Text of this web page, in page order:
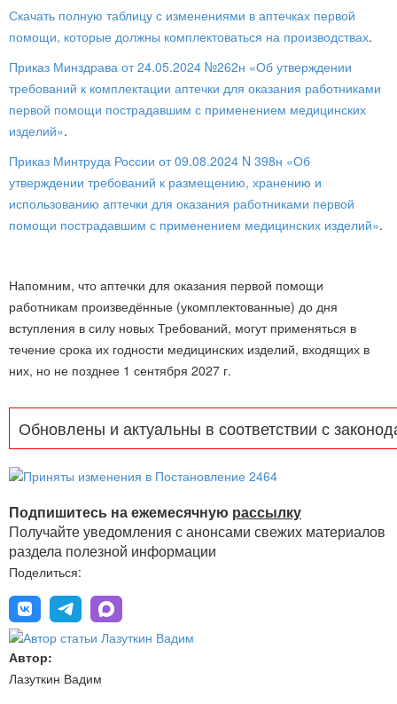
Скачать полную таблицу с изменениями в аптечках первой
помощи, которые должны комплектоваться на производствах.
Приказ Минздрава от 24.05.2024 №262н «Об утверждении
требований к комплектации аптечки для оказания работниками
первой помощи пострадавшим с применением медицинских
изделий».
Приказ Минтруда России от 09.08.2024 N 398н «Об
утверждении требований к размещению, хранению и
использованию аптечки для оказания работниками первой
помощи пострадавшим с применением медицинских изделий».
Напомним, что аптечки для оказания первой помощи
работникам произведённые (укомплектованные) до дня
вступления в силу новых Требований, могут применяться в
течение срока их годности медицинских изделий, входящих в
них, но не позднее 1 сентября 2027 г.
Обновлены и актуальны в соответствии с
Подпишитесь на ежемесячную рассылку
Получайте уведомления с анонсами свежих материалов
раздела полезной информации
Поделиться:
Автор:
Лазуткин Вадим